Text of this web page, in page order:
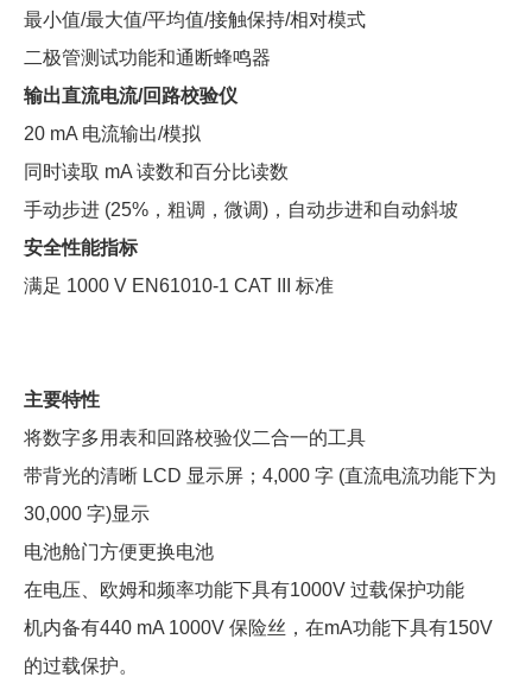
最小值/最大值/平均值/接触保持/相对模式
二极管测试功能和通断蜂鸣器
输出直流电流/回路校验仪
20 mA 电流输出/模拟
同时读取 mA 读数和百分比读数
手动步进 (25%，粗调，微调)，自动步进和自动斜坡
安全性能指标
满足 1000 V EN61010-1 CAT III 标准
主要特性
将数字多用表和回路校验仪二合一的工具
带背光的清晰 LCD 显示屏；4,000 字 (直流电流功能下为
30,000 字)显示
电池舱门方便更换电池
在电压、欧姆和频率功能下具有1000V 过载保护功能
机内备有440 mA 1000V 保险丝，在mA功能下具有150V
的过载保护。